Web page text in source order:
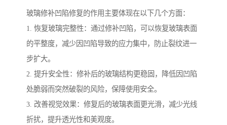
玻璃修补凹陷修复的作用主要体现在以下几个方面：
1. 恢复玻璃完整性：通过修补凹陷，可以恢复玻璃表面
的平整度，减少因凹陷导致的应力集中，防止裂纹进一
步扩大。
2. 提升安全性：修补后的玻璃结构更稳固，降低因凹陷
处脆弱而突然破裂的风险，保障使用安全。
3. 改善视觉效果：修复后的玻璃表面更光滑，减少光线
折扰，提升透光性和美观度。